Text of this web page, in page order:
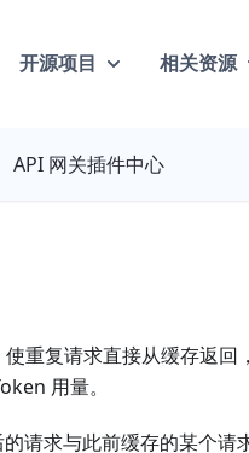
开源项目 相关资源
API 网关插件中心
重复请求直接从缓存返
用量。
请求与此前缓存的某个请